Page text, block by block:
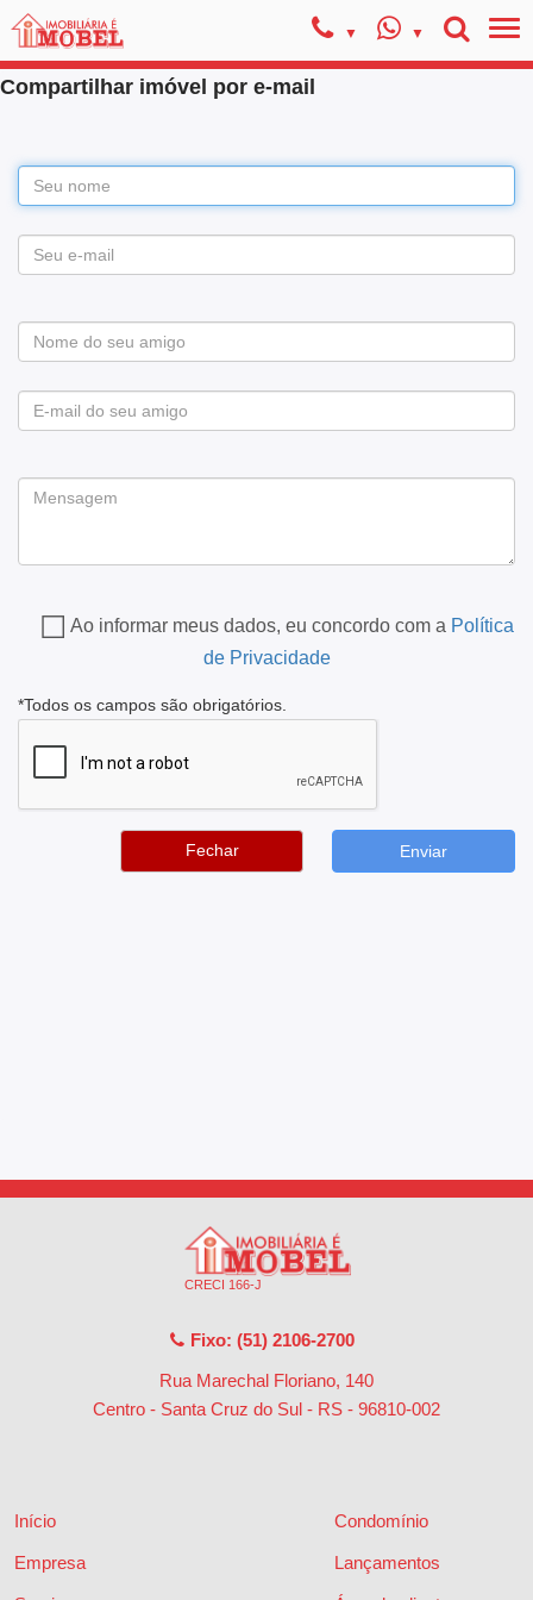
Compartilhar imóvel por e-mail
Ao informar meus dados, eu concordo com a Política
de Privacidade
*Todos os campos são obrigatórios.
Fechar
CRECI 166-J
Fixo: (51) 2106-2700
Rua Marechal Floriano, 140
Centro - Santa Cruz do Sul - RS - 96810-002
Início
Empresa
Condomínio
Lançamentos